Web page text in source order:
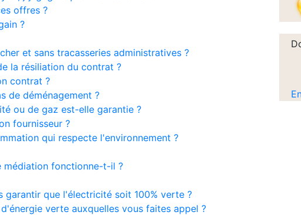
offres ?
?
et sans tracasseries administratives ?
la résiliation du contrat ?
contrat ?
de déménagement ?
ou de gaz est-elle garantie ?
fournisseur ?
qui respecte l'environnement ?
médiation fonctionne-t-il ?
garantir que l'électricité soit 100% verte ?
verte auxquelles vous faites appel ?